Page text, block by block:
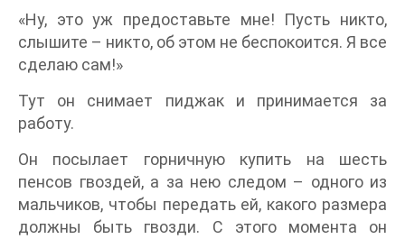
«Ну, это уж предоставьте мне! Пусть никто,
слышите – никто, об этом не беспокоится. Я все
сделаю сам!»
Тут он снимает пиджак и принимается за
работу.
Он посылает горничную купить на шесть
пенсов гвоздей, а за нею следом – одного из
мальчиков, чтобы передать ей, какого размера
должны быть гвозди. С этого момента он